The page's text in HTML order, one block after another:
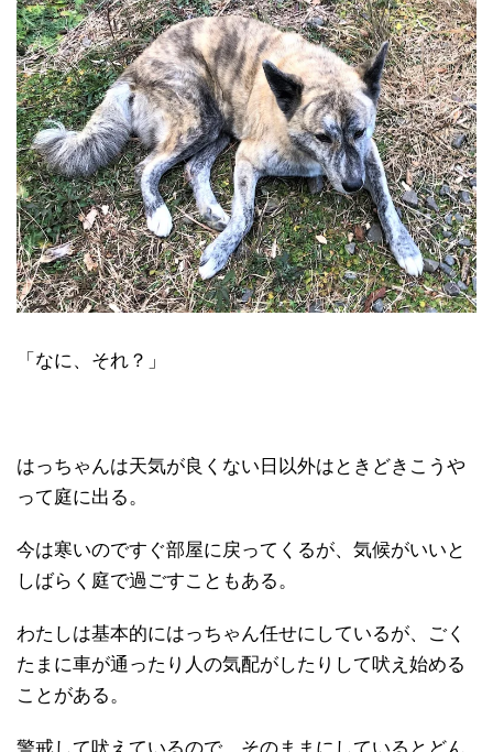
「なに、それ？」
はっちゃんは天気が良くない日以外はときどきこうや
って庭に出る。
今は寒いのですぐ部屋に戻ってくるが、気候がいいと
しばらく庭で過ごすこともある。
わたしは基本的にはっちゃん任せにしているが、ごく
たまに車が通ったり人の気配がしたりして吠え始める
ことがある。